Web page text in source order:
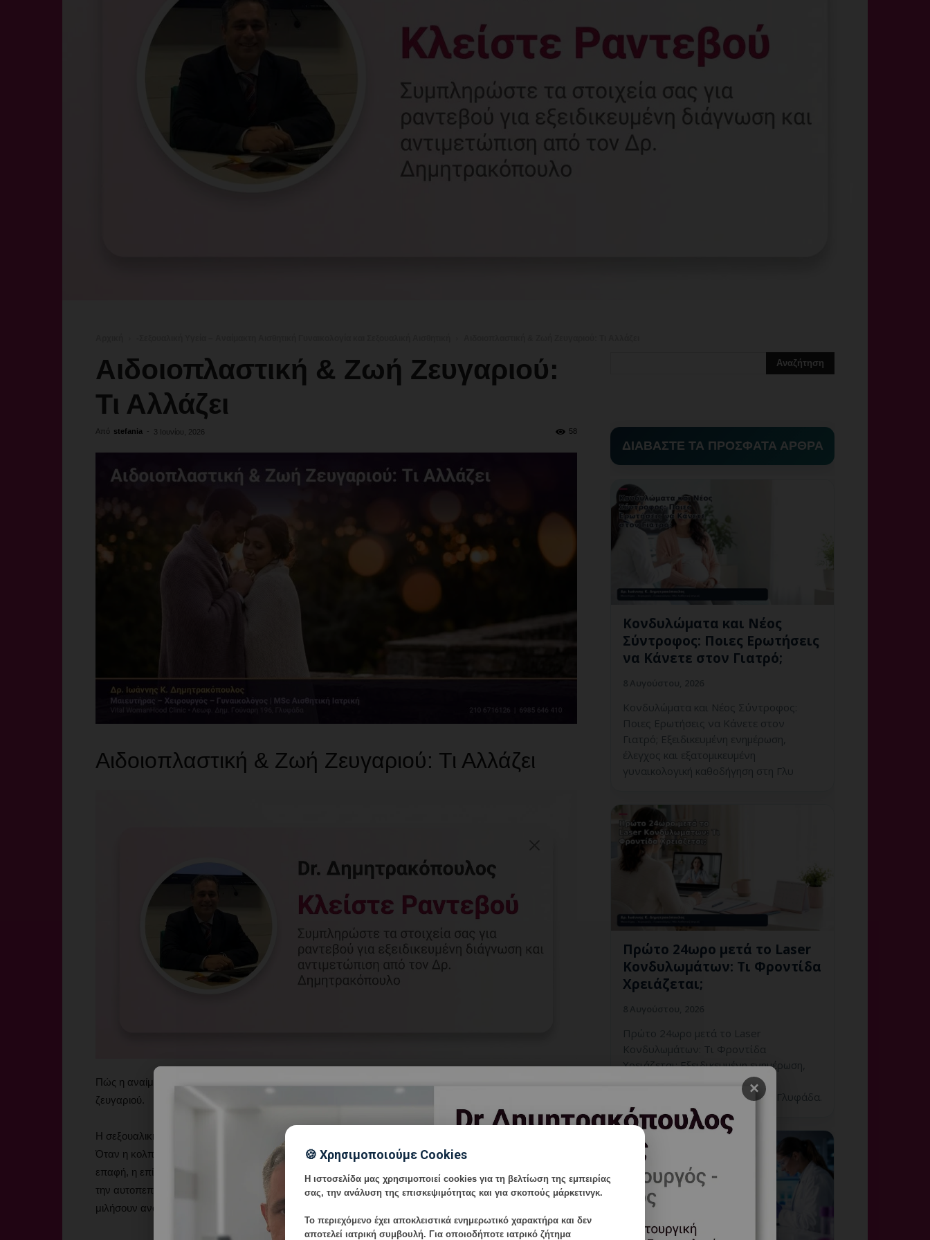
Γυναικολόγος
Γλυφάδα
Αιδοιοπλαστική & Ζωή Ζευγαριού:
Τι Αλλάζει
Από stefania - 3 Ιουνίου, 2026 58
Αιδοιοπλαστική & Ζωή Ζευγαριού: Τι Αλλάζει
Πώς η αναίμακτη αιδοιοπλαστική επηρεάζει την οικειότητα, τη σεξουαλική ζωή και τη σχέση του
ζευγαριού.
Η σεξουαλική ζωή αποτελεί έναν από τους πιο σημαντικούς πυλώνες μιας υγιούς σχέσης ζευγαριού.
Όταν η κολπική χαλάρωση, η ξηρότητα ή οι αισθητικές ανησυχίες δημιουργούν εμπόδια στη σεξουαλική
επαφή, η επίδραση εκτείνεται πολύ πέρα από την ίδια τη φυσική διάσταση — επηρεάζει την ψυχολογία,
την αυτοπεποίθηση, την επικοινωνία και τον δεσμό του ζευγαριού. Πολλές γυναίκες αποφεύγουν να
μιλήσουν ανοιχτά για αυτά τα θέματα, ακόμα και με τον σύντροφό τους, νιώθοντας αμηχανία ή ντροπή.
ΔΙΑΒΑΣΤΕ ΤΑ ΠΡΟΣΦΑΤΑ ΑΡΘΡΑ
Κονδυλώματα και Νέος
Σύντροφος: Ποιες Ερωτήσεις
να Κάνετε στον Γιατρό;
Κονδυλώματα και Νέος Σύντροφος:
Ποιες Ερωτήσεις να Κάνετε στον
Γιατρό; Εξειδικευμένη ενημέρωση,
έλεγχος και εξατομικευμένη
γυναικολογική καθοδήγηση στη Γλυ
Πρώτο 24ωρο μετά το Laser
Κονδυλωμάτων: Τι Φροντίδα
Χρειάζεται;
Πρώτο 24ωρο μετά το Laser
Κονδυλωμάτων: Τι Φροντίδα
Χρειάζεται; Εξειδικευμένη ενημέρωση,
έλεγχος και εξατομικευμένη
γυναικολογική καθοδήγηση στη Γλυφάδα.
×
🍪 Χρησιμοποιούμε Cookies
Η ιστοσελίδα μας χρησιμοποιεί cookies για τη βελτίωση της εμπειρίας
σας, την ανάλυση της επισκεψιμότητας και για σκοπούς μάρκετινγκ.
Το περιεχόμενο έχει αποκλειστικά ενημερωτικό χαρακτήρα και δεν
αποτελεί ιατρική συμβουλή. Για οποιοδήποτε ιατρικό ζήτημα